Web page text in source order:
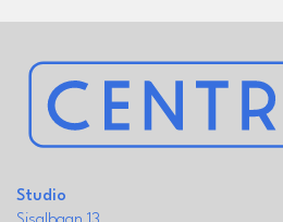
Studio